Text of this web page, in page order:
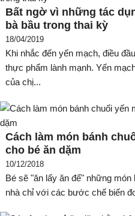
Bất ngờ vì những tác
bà bầu trong thai kỳ
18/04/2019
Khi nhắc đến yến mạch, điều
thực phẩm lành mạnh. Yến
của chị...
Cách làm món bánh
cho bé ăn dặm
10/12/2018
Bé sẽ "ăn lấy ăn để" những
nhà chỉ với các bước chế biến